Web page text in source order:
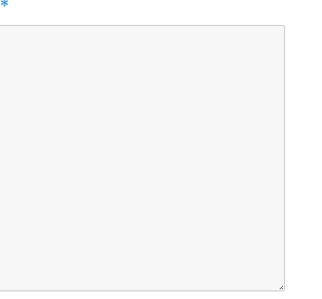
*